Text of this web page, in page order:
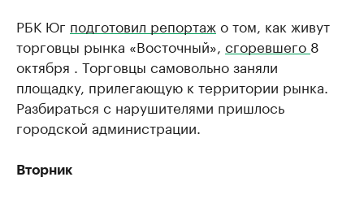
РБК Юг подготовил репортажо том, как живут
торговцы рынка «Восточный», сгоревшего 8
октября . Торговцы самовольно заняли
площадку, прилегающую к территории рынка.
Разбираться с нарушителями пришлось
городской администрации.
Вторник